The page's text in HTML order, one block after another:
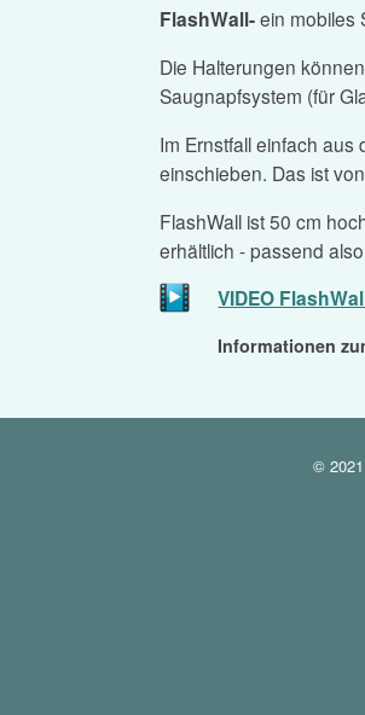
FlashWall-ein mobiles
Die Halterungen
Saugnapfsystem (für
Im Ernstfall einfach aus
einschieben. Das ist
FlashWall ist 50 cm
erhältlich - passend
VIDEO
Informationen
©